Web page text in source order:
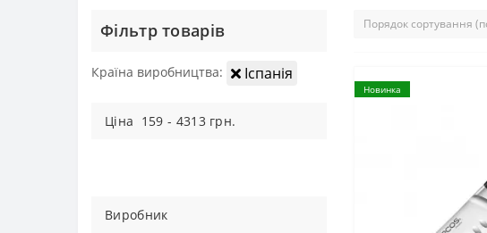
Фiльтр товарiв
Країна виробництва: Іспанія
Цiна 159 - 4313грн.
Виробник
Новинка